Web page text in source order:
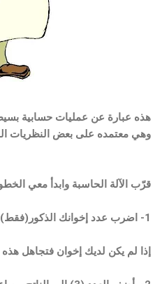
هذه عبارة عن عمليات حسابية
وهي معتمده على بعض النظريات
قرّب الآلة الحاسبة وابدأ معي
1- اضرب عدد إخوانك الذكور(فقط) في العدد (2)
إذا لم يكن لديك إخوان فتجاهل هذه